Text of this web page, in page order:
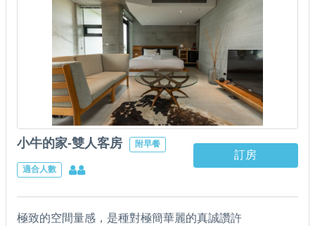
小牛的家-雙人客房 附早餐
適合人數
訂房
極致的空間量感，是種對極簡華麗的真誠讚許